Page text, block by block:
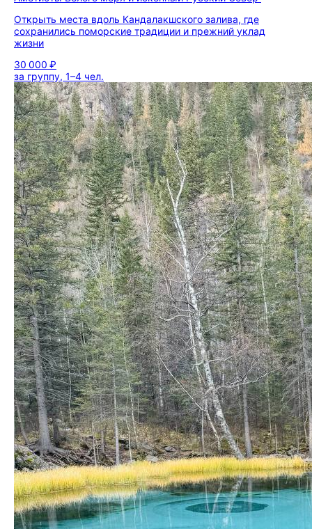
Открыть места вдоль Кандалакшского залива, где
сохранились поморские традиции и прежний уклад
жизни
30 000 ₽
за группу, 1–4 чел.